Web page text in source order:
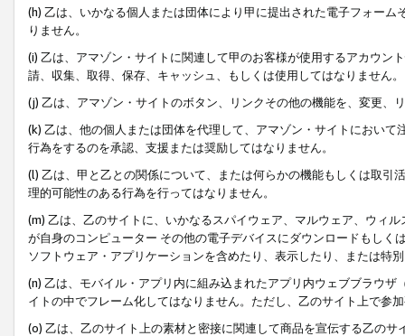
(h) 乙は、いかなる個人または団体により甲に提出された電子フォー
りません。
(i) 乙は、アマゾン・サイトに関連して甲のお客様が使用するアカウン
請、収集、取得、保存、キャッシュ、もしくは使用してはなりません。
(j) 乙は、アマゾン・サイトのボタン、リンクその他の機能を、変更、
(k) 乙は、他の個人または団体を代理して、アマゾン・サイトにおい
行為をするのを承認、支援または奨励してはなりません。
(l) 乙は、甲と乙との関係について、または何らかの機能もしくは取
理的可能性のある行為を行ってはなりません。
(m) 乙は、乙のサイトに、いかなるスパイウェア、マルウェア、ウィ
が自身のコンピューター その他の電子デバイスにダウンロードもし
ソフトウェア・アプリケーションを含めたり、表示したり、または特
(n) 乙は、モバイル・アプリ内に組み込まれたアプリ内ウェブブラウ
イトの中でフレーム化してはなりません。ただし、乙のサイト上で参
(o) 乙は、乙のサイト上の素材と密接に関連して商品を宣伝する乙の